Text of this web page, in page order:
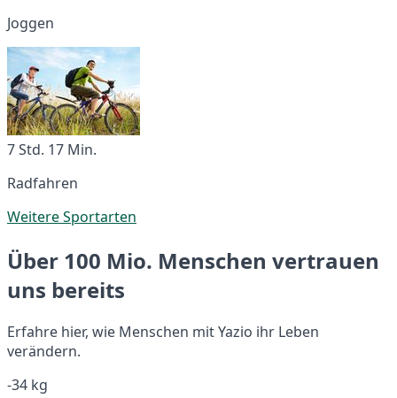
Joggen
7 Std. 17 Min.
Radfahren
Weitere Sportarten
Über 100 Mio. Menschen vertrauen
uns bereits
Erfahre hier, wie Menschen mit Yazio ihr Leben
verändern.
-34 kg